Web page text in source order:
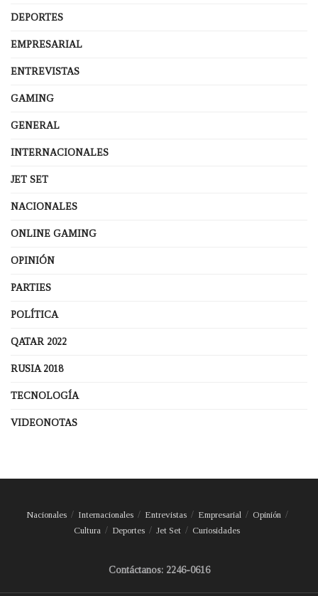
DEPORTES
EMPRESARIAL
ENTREVISTAS
GAMING
GENERAL
INTERNACIONALES
JET SET
NACIONALES
ONLINE GAMING
OPINIÓN
PARTIES
POLÍTICA
QATAR 2022
RUSIA 2018
TECNOLOGÍA
VIDEONOTAS
Nacionales Internacionales Entrevistas Empresarial
Opinión
Cultura
Deportes Jet Set Curiosidades
Contáctanos: 2246-0616